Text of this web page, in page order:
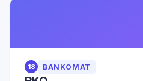
18 BANKOMAT